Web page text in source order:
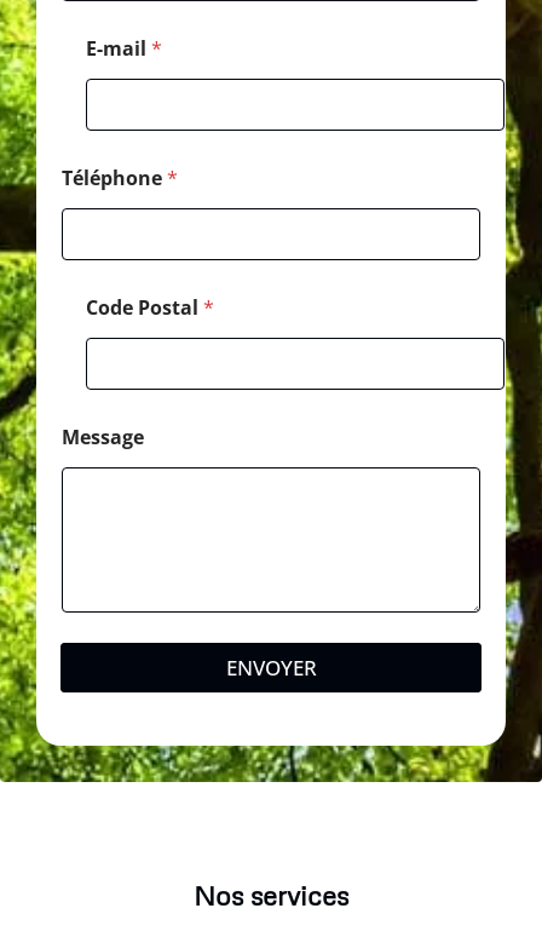
-
a
E-mail *
Téléphone*
Code Postal *
Message
ENVOYER
Nos services